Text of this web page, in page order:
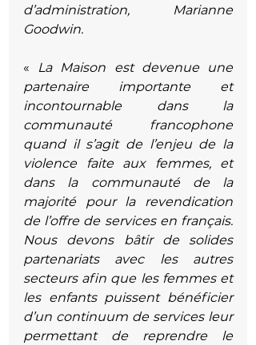
d’administration, Marianne
Goodwin.
« La Maison est devenue une
partenaire importante et
incontournable dans la
communauté francophone
quand il s’agit de l’enjeu de la
violence faite aux femmes, et
dans la communauté de la
majorité pour la revendication
de l’offre de services en français.
Nous devons bâtir de solides
partenariats avec les autres
secteurs afin que les femmes et
les enfants puissent bénéficier
d’un continuum de services leur
permettant de reprendre le